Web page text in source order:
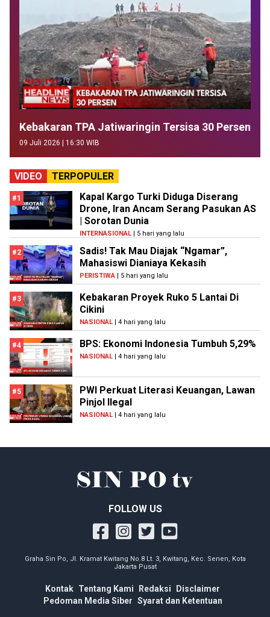
Kebakaran TPA Jatiwaringin Tersisa 30 Persen
09 Juli 2026 | 16:30 WIB
VIDEO TERPOPULER
#1
Kapal Kargo Turki Diduga Diserang
Drone, Iran Ancam Serang Pasukan AS
| Sorotan Dunia
INTERNASIONAL | 5 hari yang lalu
#2
Sadis! Tak Mau Diajak “Ngamar”,
Mahasiswi Dianiaya Kekasih
PERISTIWA | 5 hari yang lalu
#3
Kebakaran Proyek Ruko 5 Lantai Di
Cikini
NASIONAL | 4 hari yang lalu
#4 BPS: Ekonomi Indonesia Tumbuh 5,29%
NASIONAL | 4 hari yang lalu
#5
PWI Perkuat Literasi Keuangan, Lawan
Pinjol Ilegal
NASIONAL | 4 hari yang lalu
FOLLOW US
Graha Sin Po, Jl. Kramat Kwitang No.8 Lt. 3, Kwitang, Kec. Senen, Kota
Jakarta Pusat
Kontak Tentang Kami Redaksi
Disclaimer
Pedoman Media Siber Syarat dan Ketentuan